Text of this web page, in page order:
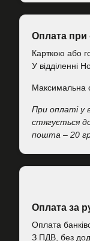
Оплата при
Карткою або
У відділенні
Максимальна
При оплаті у
стягується
пошта – 20
Оплата за
Оплата
З ПДВ, без